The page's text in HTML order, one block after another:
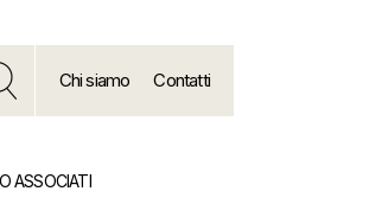
Chi siamo Contatti
ASSOCIATI